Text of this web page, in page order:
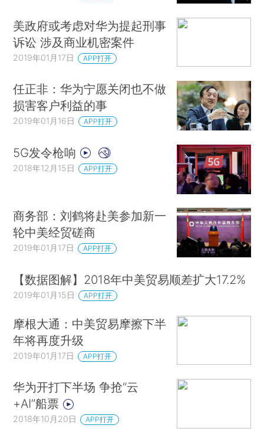
美政府或考虑对华为提起刑事
诉讼 涉及商业机密案件
2019年01月17日 APP打开
任正非：华为宁愿关闭也不做
损害客户利益的事
2019年01月16日 APP打开
5G发令枪响
2018年12月15日 APP打开
商务部：刘鹤将赴美参加新一
轮中美经贸磋商
2019年01月17日 APP打开
【数据图解】2018年中美贸易顺差扩大17.2%
2019年01月15日 APP打开
摩根大通：中美贸易摩擦下半
年将再度升级
2019年01月17日 APP打开
华为开打下半场 争抢“云
+AI”船票
2018年10月20日 APP打开